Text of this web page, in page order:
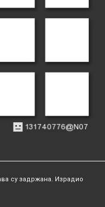
су задржана. Израдио